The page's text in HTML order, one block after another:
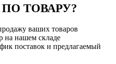
ТОВАРУ?
ваших товаров
на нашем складе
поставок и предлагаемый